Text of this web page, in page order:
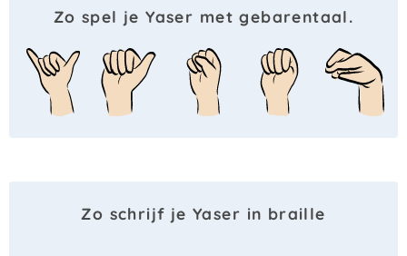
Zo spel je Yaser met gebarentaal.
Zo schrijf je Yaser in braille